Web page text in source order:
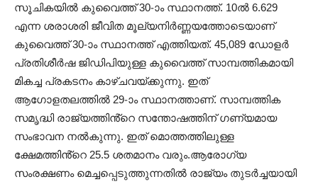
സൂചികയിൽ കുവൈത്ത് 30-ാം സ്ഥാനത്ത്. 10ൽ 6.629
എന്ന ശരാശരി ജീവിത മൂല്യനിർണ്ണയത്തോടെയാണ്
കുവൈത്ത് 30-ാം സ്ഥാനത്ത് എത്തിയത്. 45,089 ഡോളർ
പ്രതിശീർഷ ജിഡിപിയുള്ള കുവൈത്ത് സാമ്പത്തികമായി
മികച്ച പ്രകടനം കാഴ്ചവയ്ക്കുന്നു. ഇത്
ആഗോളതലത്തിൽ 29-ാം സ്ഥാനത്താണ്. സാമ്പത്തിക
സമൃദ്ധി രാജ്യത്തിൻ്റെ സന്തോഷത്തിന് ഗണ്യമായ
സംഭാവന നൽകുന്നു. ഇത് മൊത്തത്തിലുള്ള
ക്ഷേമത്തിൻ്റെ 25.5 ശതമാനം വരും.ആരോഗ്യ
സംരക്ഷണം മെച്ചപ്പെടുത്തുന്നതിൽ രാജ്യം തുടർച്ചയായി